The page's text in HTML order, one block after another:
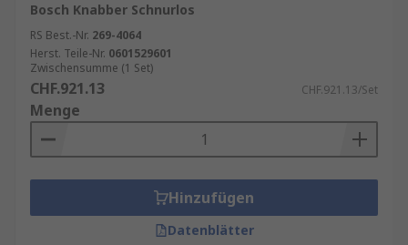
Bosch Knabber Schnurlos
RS Best.-Nr. 269-4064
Herst. Teile-Nr. 0601529601
Zwischensumme (1 Set)
CHF.921.13 CHF.921.13/Set
Menge
Hinzufügen
Datenblätter